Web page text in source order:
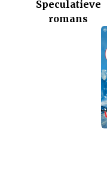
Speculatieve
romans